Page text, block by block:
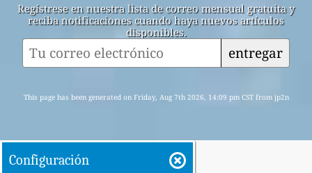
Regístrese en nuestra lista de correo mensual gratuita y
reciba notificaciones cuando haya nuevos artículos
disponibles.
entregar
This page has been generated on Friday, Aug 7th 2026, 14:09 pm CST from jp2n
Configuración